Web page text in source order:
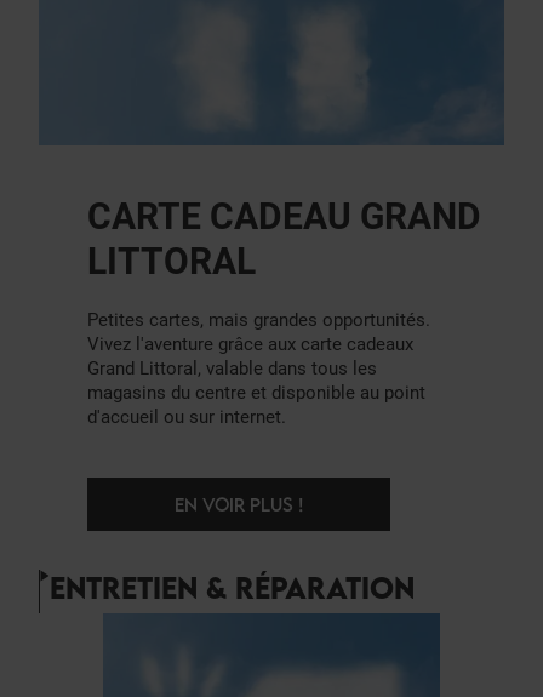
CARTE CADEAU GRAND
LITTORAL
Petites cartes, mais grandes opportunités.
Vivez l'aventure grâce aux carte cadeaux
Grand Littoral, valable dans tous les
magasins du centre et disponible au point
d'accueil ou sur internet.
EN VOIR PLUS !
ENTRETIEN & RÉPARATION